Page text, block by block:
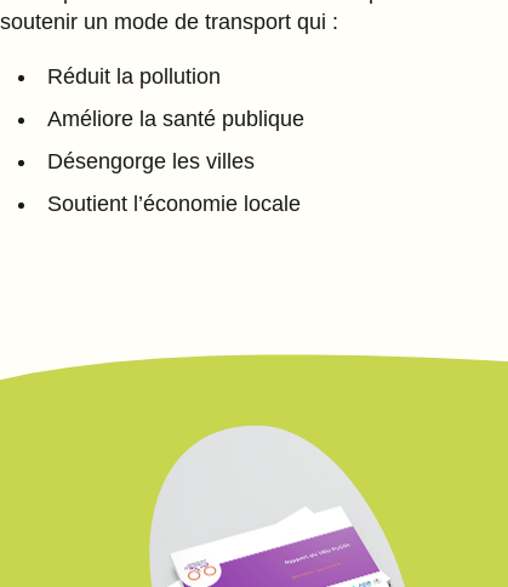
soutenir un mode de transport qui :
Réduit la pollution
Améliore la santé publique
Désengorge les villes
Soutient l’économie locale